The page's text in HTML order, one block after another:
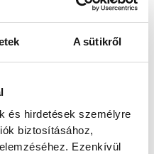
A sütikről
és hirdetések személyre
biztosításához,
Ezenkívül
százalékos
elő
az